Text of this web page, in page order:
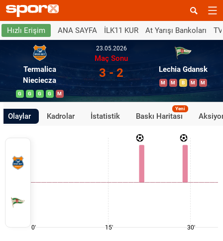
Hızlı Erişim ANA SAYFA İLK11 KUR At Yarışı Bankoları
Termalica
Nieciecza
G G G G M
23.05.2026
Maç Sonu
3 - 2 Lechia Gdansk
M M B M M
Olaylar Kadrolar İstatistik Baskı Haritası
Yeni
0' 15' 30'